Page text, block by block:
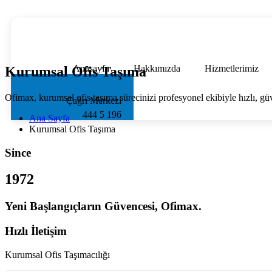
Anasayfa Hakkımızda Hizmetlerimiz
Çağrı Merkezi
444 5 196
Kurumsal Ofis Taşıma
Ofimax, kurumsal ofis taşıma sürecinizi profesyonel ekibiyle hızlı,
Ana Sayfa
Kurumsal Ofis Taşıma
Since
1972
Yeni Başlangıçların Güvencesi, Ofimax.
Hızlı İletişim
Kurumsal Ofis Taşımacılığı